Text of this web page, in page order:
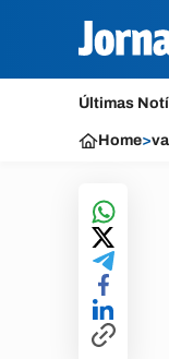
Últimas
Home>